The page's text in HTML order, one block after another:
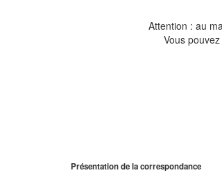
Attention : au
Vous
Présentation de la correspondance